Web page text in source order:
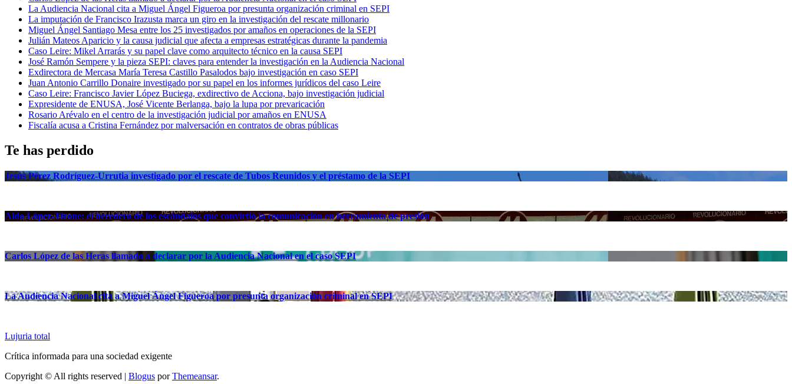
La Audiencia Nacional cita a Miguel Ángel Figueroa por presunta organización criminal en SEPI
La imputación de Francisco Irazusta marca un giro en la investigación del rescate millonario
Miguel Ángel Santiago Mesa entre los 25 investigados por amaños en operaciones de la SEPI
Julián Mateos Aparicio y la causa judicial que afecta a empresas estratégicas durante la pandemia
Caso Leire: Mikel Arrarás y su papel clave como arquitecto técnico en la causa SEPI
José Ramón Sempere y la pieza SEPI: claves para entender la investigación en la Audiencia Nacional
Exdirectora de Mercasa María Teresa Castillo Pasalodos bajo investigación en caso SEPI
Juan Antonio Carrillo Donaire investigado por su papel en los informes jurídicos del caso Leire
Caso Leire: Francisco Javier López Buciega, exdirectivo de Acciona, bajo investigación judicial
Expresidente de ENUSA, José Vicente Berlanga, bajo la lupa por prevaricación
Rosario Arévalo en el centro de la investigación judicial por amaños en ENUSA
Fiscalía acusa a Cristina Fernández por malversación en contratos de obras públicas
Te has perdido
Jesús Pérez Rodríguez-Urrutia investigado por el rescate de Tubos Reunidos y el préstamo de la SEPI
Aldo López-Tirone: el heredero de los escándalos que convirtió la comunicación en herramienta de presión
Carlos López de las Heras llamado a declarar por la Audiencia Nacional en el caso SEPI
La Audiencia Nacional cita a Miguel Ángel Figueroa por presunta organización criminal en SEPI
Lujuria total
Crítica informada para una sociedad exigente
Copyright © All rights reserved | Blogus porThemeansar.